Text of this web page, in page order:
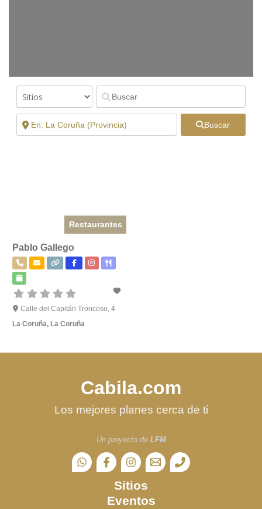
Buscar
Restaurantes
Pablo Gallego
Calle del Capitán Troncoso, 4
La Coruña, La Coruña
Cabila.com
Los mejores planes cerca de ti
Un proyecto de LFM
Sitios
Eventos